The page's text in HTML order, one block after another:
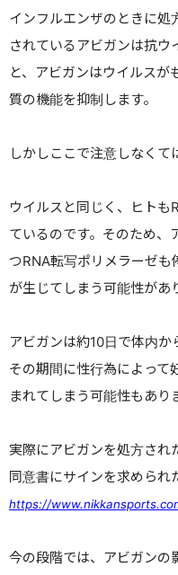
インフルエンザのときに処
されているアビガンは抗ウ
と、アビガンはウイルスが
質の機能を抑制します。
しかしここで注意しなくて
ウイルスと同じく、ヒトも
ているのです。そのため、
つRNA転写ポリメラーゼも
が生じてしまう可能性があ
アビガンは約10日で体内か
その期間に性行為によって
まれてしまう可能性もあり
実際にアビガンを処方され
同意書にサインを求められ
https://
今の段階では、アビガンの